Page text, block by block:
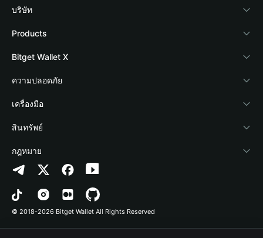
บริษัท
เกี่ยวกับ Bitget Wallet
Blog
Academy
ข่าวสารด้านคริปโต
ศูนย์ช่วยเหลือ
ติดต่อเรา
ทรัพยากรข้อมูลของแบรนด์
อาชีพ
Products
Crypto Card
Stablecoin Earn
Payfi Crypto
Crypto Swap API
Altcoin Season Index
Prediction Markets
DApp
Bitget Wallet X
นักพัฒนา
เชื่อมต่อ Wallet
Bitget Wallet Pay
ลิสต์โปรเจกต์
ความปลอดภัย
Protection Fund
เทคโนโลยีความปลอดภัย
เครื่องมือ
ซื้อคริปโต
การตรวจจับการอนุญาต
การตรวจจับสัญญา
การโอนเป็นชุด
สินทรัพย์
Arbitrum
Avalanche
Bitcoin
กฎหมาย
นโยบายความเป็นส่วนตัว
ข้อตกลงในการใช้บริการ
© 2018-2026 Bitget Wallet All Rights Reserved